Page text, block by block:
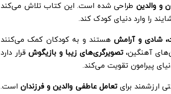
و والدین طراحی شده است. این کتاب تلاش می‌کند
را وارد دنیای کودک کند.
شادی و آرامشهستند و به کودکان کمک می‌کنند
آهنگین،تصویرگری‌های زیبا و بازیگوشقرار دارد
پیرامون تقویت می‌کند.
ارزشمند برایتعامل عاطفی والدین و فرزنداناست.